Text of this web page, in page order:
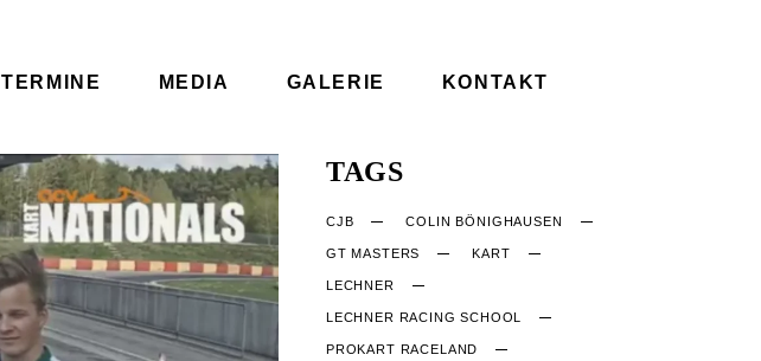
TERMINE MEDIA GALERIE KONTAKT
TAGS
CJB COLIN BÖNIGHAUSEN
GT MASTERS KART
LECHNER
LECHNER RACING SCHOOL
PROKART RACELAND